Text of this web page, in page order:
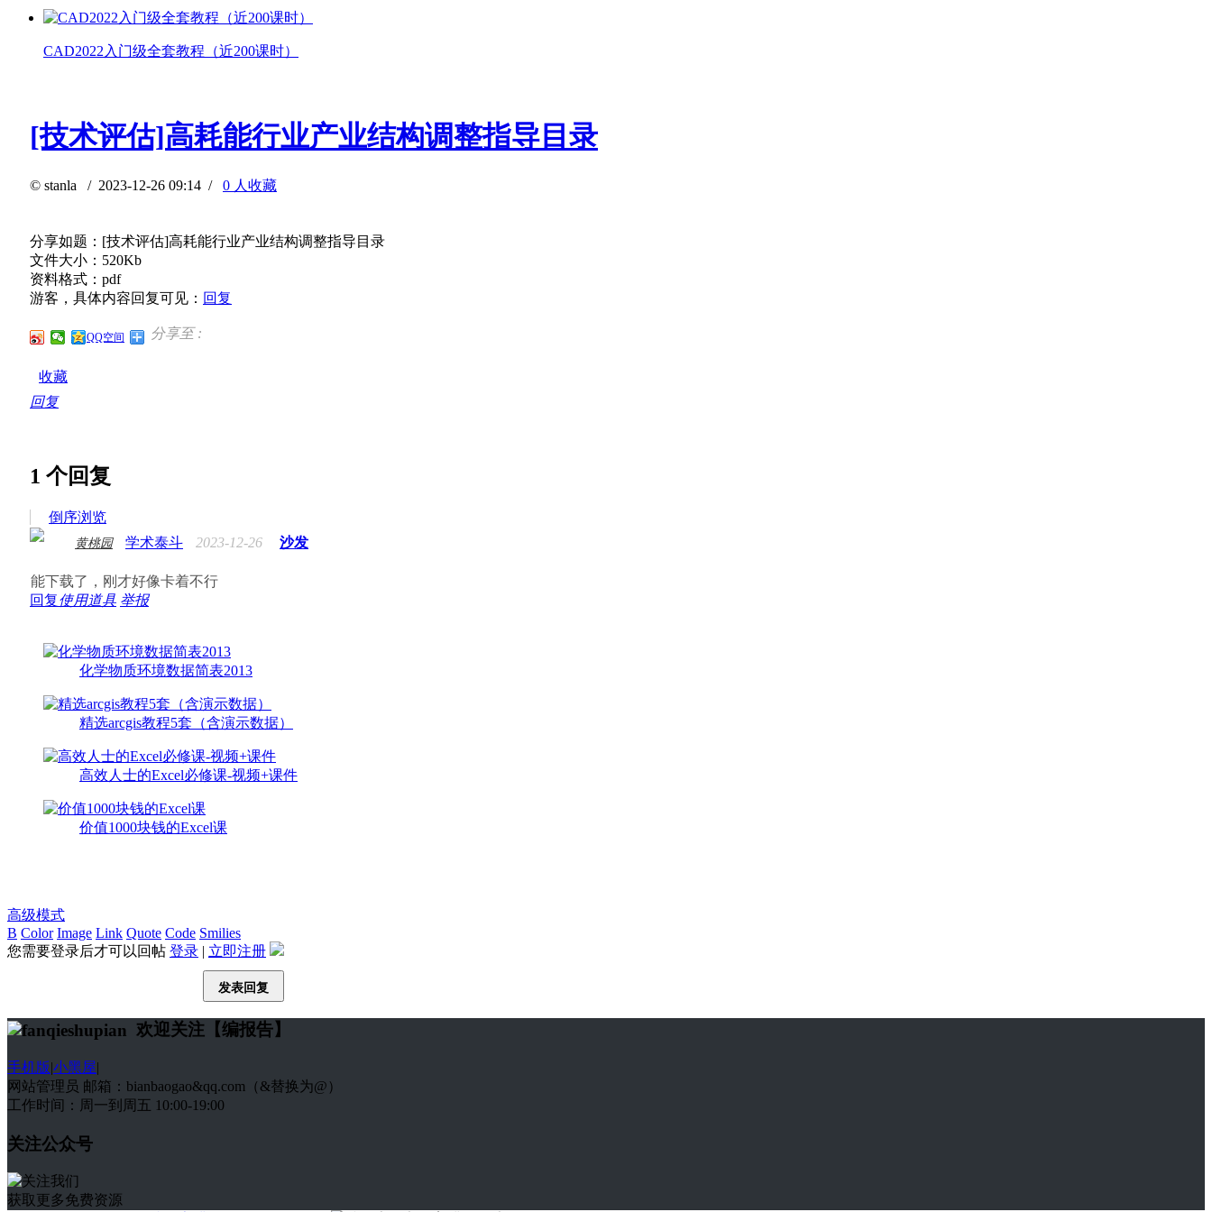
CAD2022入门级全套教程（近200课时）
[技术评估]高耗能行业产业结构调整指导目录
© stanla / 2023-12-26 09:14 / 0 人收藏
分享如题：[技术评估]高耗能行业产业结构调整指导目录
文件大小：520Kb
资料格式：pdf
游客，具体内容回复可见： 回复
分享至 :
QQ空间
收藏
回复
1 个回复
倒序浏览
黄桃园 学术泰斗 2023-12-26 沙发
能下载了，刚才好像卡着不行
回复使用道具 举报
化学物质环境数据简表2013
精选arcgis教程5套（含演示数据）
高效人士的Excel必修课-视频+课件
价值1000块钱的Excel课
高级模式
B Color Image Link Quote Code Smilies
您需要登录后才可以回帖 登录 | 立即注册
发表回复
欢迎关注【编报告】
手机版|小黑屋|
网站管理员 邮箱：bianbaogao&qq.com（&替换为@）
工作时间：周一到周五 10:00-19:00
关注公众号
获取更多免费资源